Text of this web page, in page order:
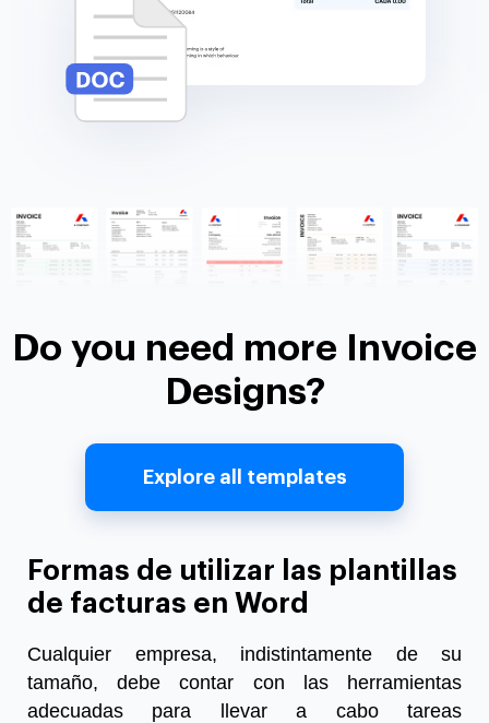
Do you need more Invoice
Designs?
Explore all templates
Formas de utilizar las plantillas
de facturas en Word
Cualquier empresa, indistintamente de su
tamaño, debe contar con las herramientas
adecuadas para llevar a cabo tareas